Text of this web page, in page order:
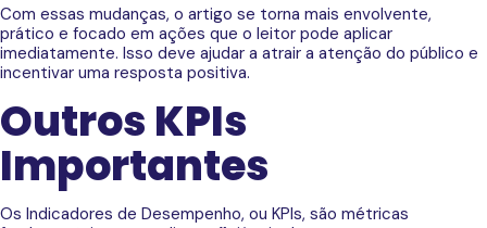
Com essas mudanças, o artigo se torna mais envolvente,
prático e focado em ações que o leitor pode aplicar
imediatamente. Isso deve ajudar a atrair a atenção do público e
incentivar uma resposta positiva.
Outros KPIs
Importantes
Os Indicadores de Desempenho, ou KPIs, são métricas